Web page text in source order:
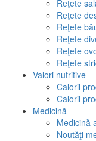
Reţete
Reţete
Reţete
Reţete
Reţete
Reţete
Valori nutritive
Calorii
Calorii
Medicină
Medicină
Noutăţi